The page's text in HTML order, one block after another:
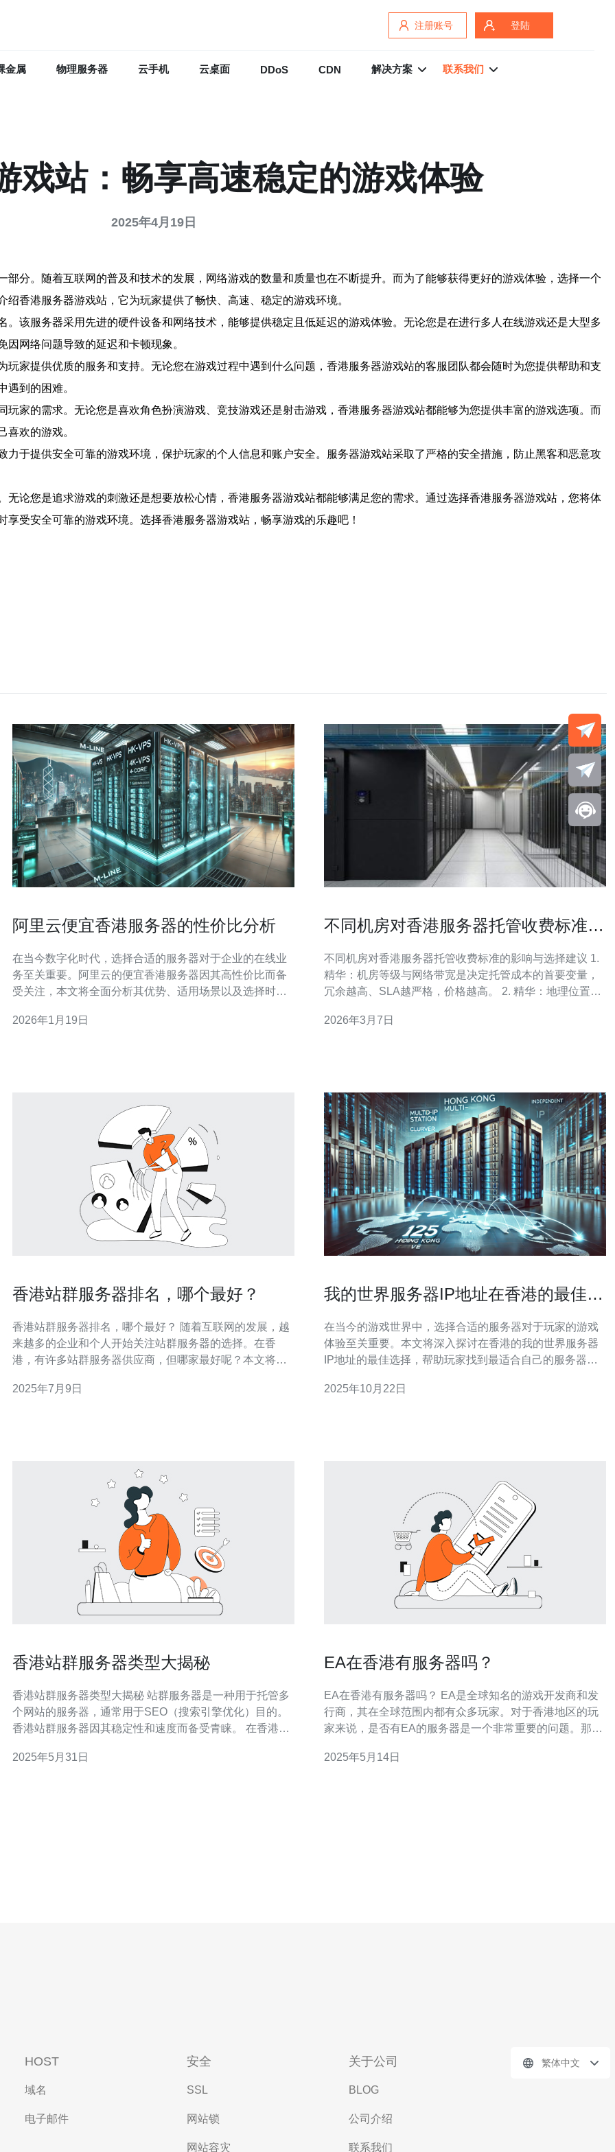
注册账号 登陆
金属 物理服务器 云手机 云桌面 DDoS CDN 解决方案 联系我们
戏站：畅享高速稳定的游戏体验
2025年4月19日
分。随着互联网的普及和技术的发展，网络游戏的数量和质量也在不断提升。而为了能够获得更好的游戏体验，选择一个
香港服务器游戏站，它为玩家提供了畅快、高速、稳定的游戏环境。
该服务器采用先进的硬件设备和网络技术，能够提供稳定且低延迟的游戏体验。无论您是在进行多人在线游戏还是大型多
网络问题导致的延迟和卡顿现象。
家提供优质的服务和支持。无论您在游戏过程中遇到什么问题，香港服务器游戏站的客服团队都会随时为您提供帮助和支
遇到的困难。
家的需求。无论您是喜欢角色扮演游戏、竞技游戏还是射击游戏，香港服务器游戏站都能够为您提供丰富的游戏选项。而
喜欢的游戏。
于提供安全可靠的游戏环境，保护玩家的个人信息和账户安全。服务器游戏站采取了严格的安全措施，防止黑客和恶意攻
论您是追求游戏的刺激还是想要放松心情，香港服务器游戏站都能够满足您的需求。通过选择香港服务器游戏站，您将体
受安全可靠的游戏环境。选择香港服务器游戏站，畅享游戏的乐趣吧！
阿里云便宜香港服务器的性价比分析
在当今数字化时代，选择合适的服务器对于企业的在线业
务至关重要。阿里云的便宜香港服务器因其高性价比而备
受关注，本文将全面分析其优势、适用场景以及选择时需
服务器的优势有哪些？ 阿里云的便宜香港服务器在市场上
2026年1月19日
不同机房对香港服务器托管收费标准的
不同机房对香港服务器托管收费标准的影响与选择建议 1.
精华：机房等级与网络带宽是决定托管成本的首要变量，
冗余越高、SLA越严格，价格越高。 2. 精华：地理位置
2026年3月7日
香港站群服务器排名，哪个最好？
香港站群服务器排名，哪个最好？ 随着互联网的发展，越
来越多的企业和个人开始关注站群服务器的选择。在香
港，有许多站群服务器供应商，但哪家最好呢？本文将为
择。 根据市场调研和用户评价，香港站群服务器排名前几
2025年7月9日
我的世界服务器IP地址在香港的最佳选
在当今的游戏世界中，选择合适的服务器对于玩家的游戏
体验至关重要。本文将深入探讨在香港的我的世界服务器
IP地址的最佳选择，帮助玩家找到最适合自己的服务器，
服务器有几个重要的原因。首先，香港位于亚洲的中心地
2025年10月22日
香港站群服务器类型大揭秘
香港站群服务器类型大揭秘 站群服务器是一种用于托管多
个网站的服务器，通常用于SEO（搜索引擎优化）目的。
香港站群服务器因其稳定性和速度而备受青睐。 在香港站
2025年5月31日
EA在香港有服务器吗？
EA在香港有服务器吗？ EA是全球知名的游戏开发商和发
行商，其在全球范围内都有众多玩家。对于香港地区的玩
家来说，是否有EA的服务器是一个非常重要的问题。那
作为一家全球性的游戏公司，拥有遍布世界各地的服务
2025年5月14日
HOST
域名
电子邮件
安全
SSL
网站锁
网站容灾
关于公司
BLOG
公司介绍
联系我们
繁体中文